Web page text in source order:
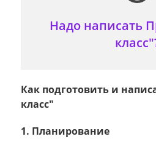
Надо написать
Как подготовить и
класс"
1. Планирование